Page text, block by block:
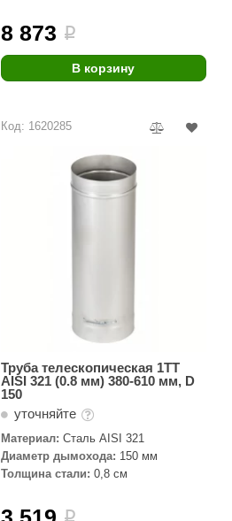
8 873 i
В корзину
Код: 1620285
Труба телескопическая 1ТТ
AISI 321 (0.8 мм) 380-610 мм, D
150
уточняйте
Материал: Сталь AISI 321
Диаметр дымохода: 150 мм
Толщина стали: 0,8 см
i